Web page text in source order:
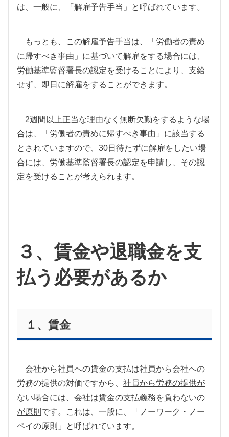
は、一般に、「解雇予告手当」と呼ばれています。
もっとも、この解雇予告手当は、「労働者の責め
に帰すべき事由」に基づいて解雇をする場合には、
労働基準監督署長の認定を受けることにより、支給
せず、即日に解雇をすることができます。
2週間以上正当な理由なく無断欠勤をするような場
合は、「労働者の責めに帰すべき事由」に該当する
とされていますので、30日待たずに解雇をしたい場
合には、労働基準監督署長の認定を申請し、その認
定を受けることが考えられます。
３、賃金や退職金を支
払う必要があるか
１、賃金
会社から社員への賃金の支払は社員から会社への
労務の提供の対価ですから、 社員から労務の提供が
ない場合には、会社は賃金の支払義務を負わないの
が原則 です。これは、一般に、「ノーワーク・ノー
ペイの原則」と呼ばれています。